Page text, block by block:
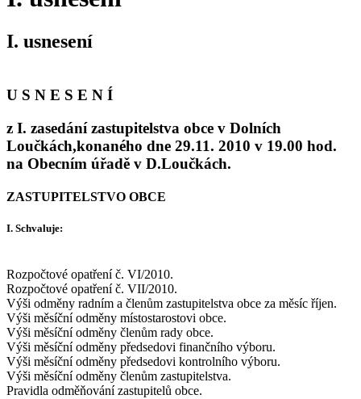
I. usnesení
U S N E S E N Í
z I. zasedání zastupitelstva obce v Dolních
Loučkách,konaného dne 29.11. 2010 v 19.00 hod.
na Obecním úřadě v D.Loučkách.
ZASTUPITELSTVO OBCE
I. Schvaluje:
Rozpočtové opatření č. VI/2010.
Rozpočtové opatření č. VII/2010.
Výši odměny radním a členům zastupitelstva obce za měsíc říjen.
Výši měsíční odměny místostarostovi obce.
Výši měsíční odměny členům rady obce.
Výši měsíční odměny předsedovi finančního výboru.
Výši měsíční odměny předsedovi kontrolního výboru.
Výši měsíční odměny členům zastupitelstva.
Pravidla odměňování zastupitelů obce.